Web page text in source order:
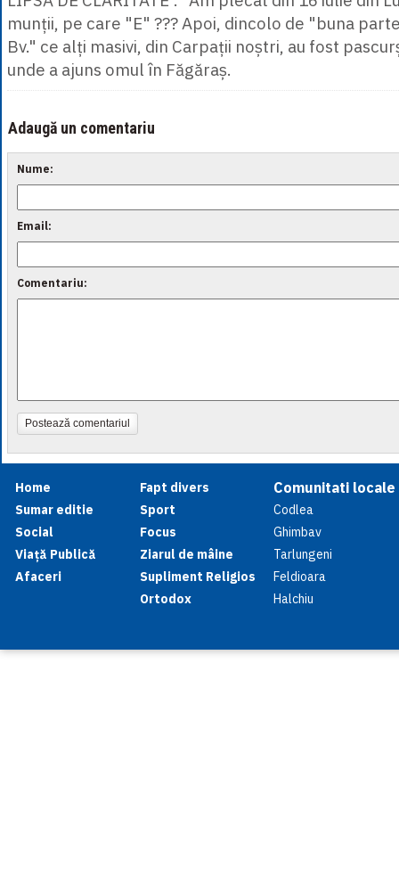
munții, pe care "E" ??? Apoi, dincolo de "buna
Bv." ce alți masivi, din Carpații noștri, au fost
unde a ajuns omul în Făgăraș.
Adaugă un comentariu
Nume:
Email:
Comentariu:
Postează comentariul
Home
Sumar editie
Social
Viață Publică
Afaceri
Fapt divers
Sport
Focus
Ziarul de mâine
Supliment Religios
Ortodox
Comunitati locale
Codlea
Ghimbav
Tarlungeni
Feldioara
Halchiu